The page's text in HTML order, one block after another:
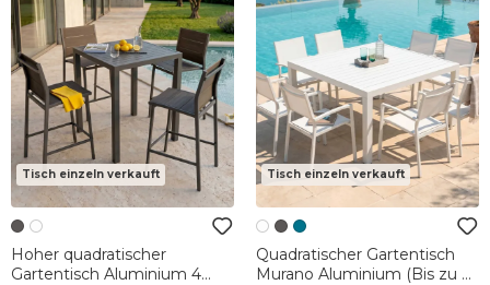
Tisch einzeln verkauft
Hoher quadratischer
Gartentisch Aluminium 4
Tisch einzeln verkauft
Quadratischer Gartentisch
Murano Aluminium (Bis zu 8